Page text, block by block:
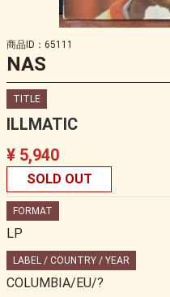
商品ID：65111
NAS
TITLE
ILLMATIC
¥ 5,940
SOLD OUT
FORMAT
LP
LABEL / COUNTRY / YEAR
COLUMBIA/EU/?